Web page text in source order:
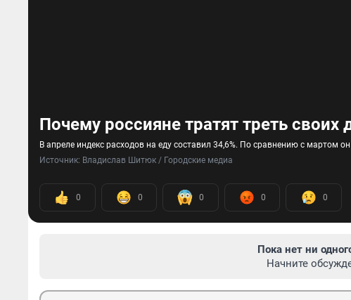
Почему россияне тратят треть своих
В апреле индекс расходов на еду составил 34,6%. По сравнению с мартом
Источник: Владислав Шитюк / Городские медиа
0 0 0 0 0
Пока нет ни
Начните